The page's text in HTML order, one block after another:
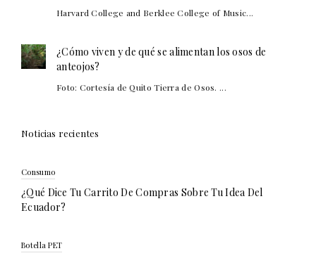
Harvard College and Berklee College of Music...
¿Cómo viven y de qué se alimentan los osos de
anteojos?
Foto: Cortesía de Quito Tierra de Osos. ...
Noticias recientes
Consumo
¿Qué Dice Tu Carrito De Compras Sobre Tu Idea Del
Ecuador?
Botella PET